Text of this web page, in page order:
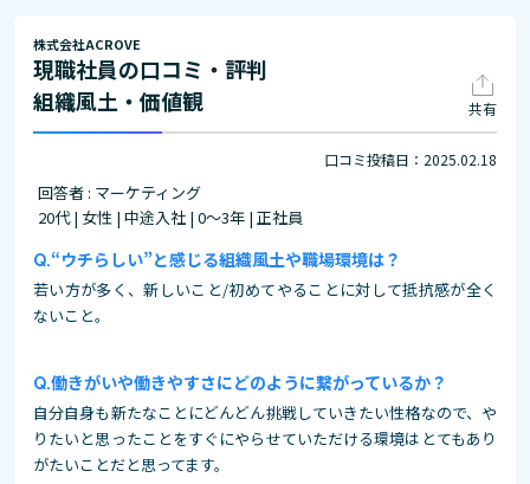
株式会社ACROVE
現職社員の口コミ・評判
組織風土・価値観
共有
口コミ投稿日：2025.02.18
回答者 : マーケティング
20代 | 女性 | 中途入社 | 0～3年 | 正社員
“ウチらしい”と感じる組織風土や職場環境は？
若い方が多く、新しいこと/初めてやることに対して抵抗感が全く
ないこと。
働きがいや働きやすさにどのように繋がっているか？
自分自身も新たなことにどんどん挑戦していきたい性格なので、や
りたいと思ったことをすぐにやらせていただける環境はとてもあり
がたいことだと思ってます。